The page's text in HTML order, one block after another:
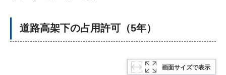
道路高架下の占用許可（5年）
画面サイズで表示